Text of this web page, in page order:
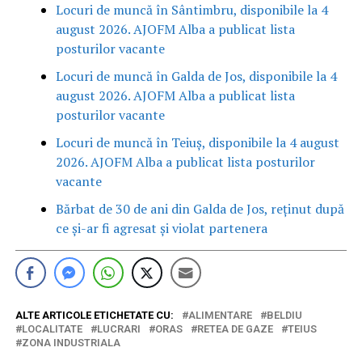
Locuri de muncă în Sântimbru, disponibile la 4
august 2026. AJOFM Alba a publicat lista
posturilor vacante
Locuri de muncă în Galda de Jos, disponibile la 4
august 2026. AJOFM Alba a publicat lista
posturilor vacante
Locuri de muncă în Teiuș, disponibile la 4 august
2026. AJOFM Alba a publicat lista posturilor
vacante
Bărbat de 30 de ani din Galda de Jos, reținut după
ce și-ar fi agresat și violat partenera
ALTE ARTICOLE ETICHETATE CU: ALIMENTARE
BELDIU
LOCALITATE
LUCRARI ORAS RETEA DE GAZE
TEIUS
ZONA INDUSTRIALA